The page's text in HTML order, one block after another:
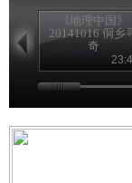
《地理中国》
20141016 侗乡
奇